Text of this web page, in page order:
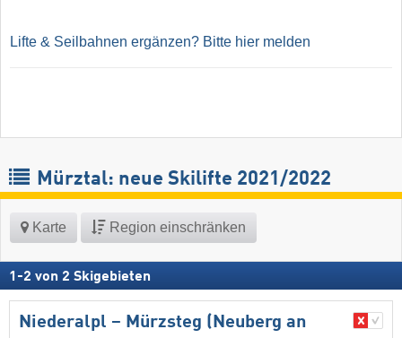
Lifte & Seilbahnen ergänzen? Bitte hier melden
Mürztal: neue Skilifte 2021/2022
Karte Region einschränken
1 -2 von 2 Skigebieten
Niederalpl – Mürzsteg (Neuberg an